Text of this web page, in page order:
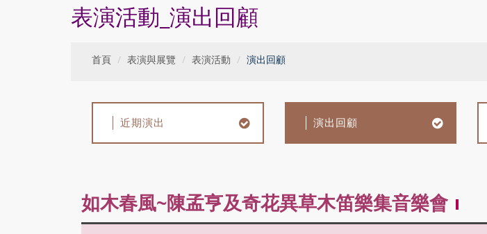
主
表演活動_演出回顧
首頁 表演與展覽 表演活動 演出回顧
近期演出 演出回顧
如木春風~陳孟亨及奇花異草木笛樂集音樂會